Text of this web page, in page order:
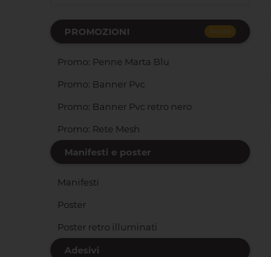
PROMOZIONI Novità
Promo: Penne Marta Blu
Promo: Banner Pvc
Promo: Banner Pvc retro nero
Promo: Rete Mesh
Manifesti e poster
Manifesti
Poster
Poster retro illuminati
Adesivi